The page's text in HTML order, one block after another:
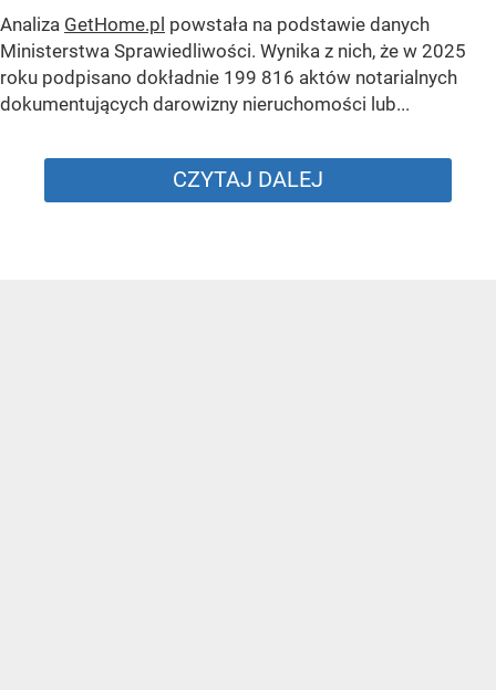
Analiza GetHome.pl powstała na podstawie danych
Ministerstwa Sprawiedliwości. Wynika z nich, że w 2025
roku podpisano dokładnie 199 816 aktów notarialnych
dokumentujących darowizny nieruchomości lub...
CZYTAJ DALEJ